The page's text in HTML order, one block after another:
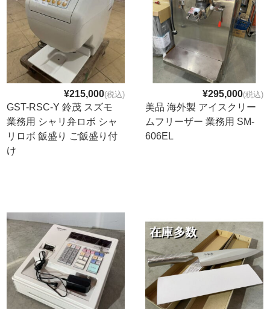
高価買取
商品倉庫
Q&A
事業案内
ブログ
¥215,000(税込)
GST-RSC-Y 鈴茂 スズモ
業務用 シャリ弁ロボ シャ
リロボ 飯盛り ご飯盛り付
け
¥295,000(税込)
美品 海外製 アイスクリー
ムフリーザー 業務用 SM-
606EL